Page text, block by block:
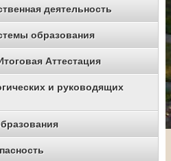
деятельность
образования
Аттестация
и руководящих